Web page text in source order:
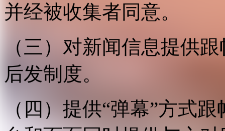
并经被收集者同意。
（三）对新闻信息提供
后发制度。
（四）提供“弹幕”方式